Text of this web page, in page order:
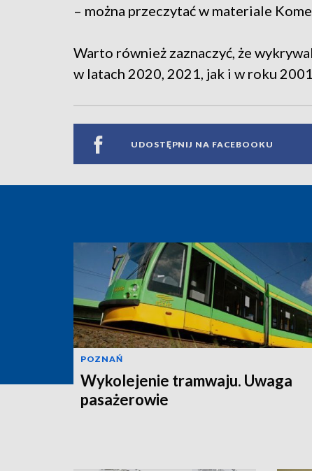
– można przeczytać w materiale
Warto również zaznaczyć, że
w latach 2020, 2021, jak i w roku
UDOSTĘPNIJ NA FACEBOOKU
POZNAŃ
Wykolejenie tramwaju. Uwaga
pasażerowie